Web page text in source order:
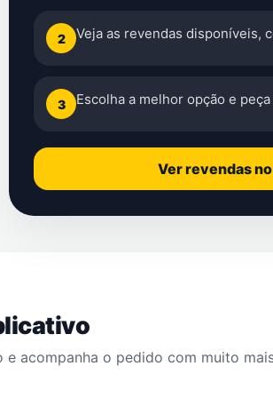
2 Veja as revendas disponíveis,
3 Escolha a melhor opção e
Ver revendas
acompanha o pedido com muito